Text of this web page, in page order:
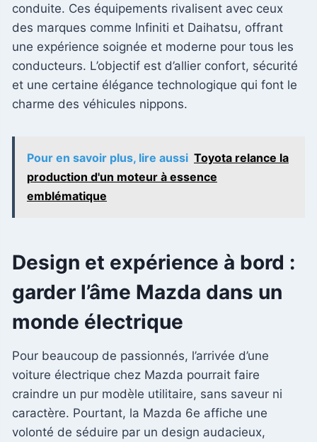
conduite. Ces équipements rivalisent avec ceux
des marques comme Infiniti et Daihatsu, offrant
une expérience soignée et moderne pour tous les
conducteurs. L’objectif est d’allier confort, sécurité
et une certaine élégance technologique qui font le
charme des véhicules nippons.
Pour en savoir plus, lire aussi Toyota relance la
production d'un moteur à essence
emblématique
Design et expérience à bord :
garder l’âme Mazda dans un
monde électrique
Pour beaucoup de passionnés, l’arrivée d’une
voiture électrique chez Mazda pourrait faire
craindre un pur modèle utilitaire, sans saveur ni
caractère. Pourtant, la Mazda 6e affiche une
volonté de séduire par un design audacieux,